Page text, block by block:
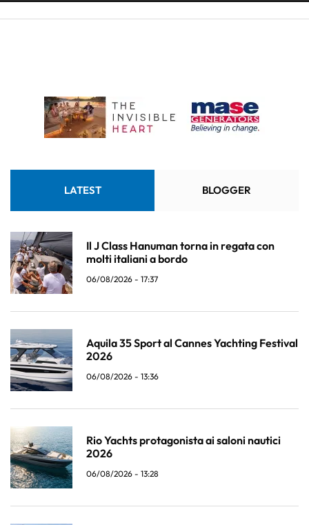
LATEST BLOGGER
Il J Class Hanuman torna in regata con
molti italiani a bordo
06/08/2026 - 17:37
Aquila 35 Sport al Cannes Yachting Festival
2026
06/08/2026 - 13:36
Rio Yachts protagonista ai saloni nautici
2026
06/08/2026 - 13:28